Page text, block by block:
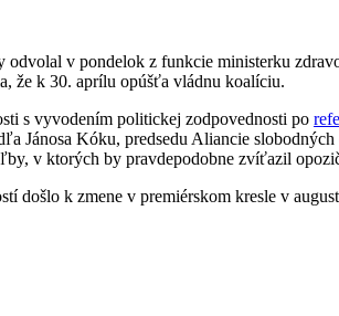
odvolal v pondelok z funkcie ministerku
že k 30. aprílu opúšťa vládnu koalíciu.
s vyvodením politickej zodpovednosti po
Jánosa Kóku, predsedu Aliancie
v ktorých by pravdepodobne zvíťazil
došlo k zmene v premiérskom kresle v